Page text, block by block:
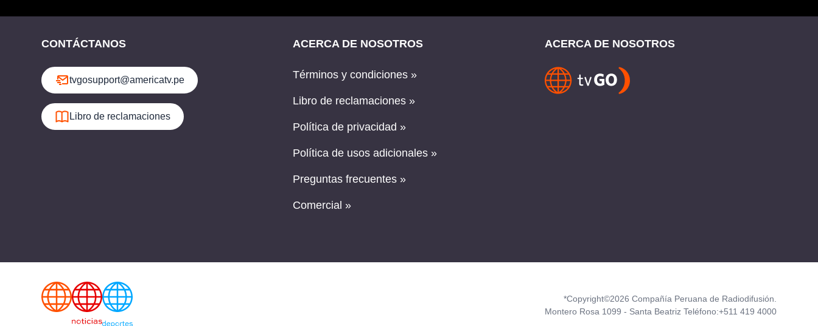
CONTÁCTANOS
tvgosupport@americatv.pe
Libro de reclamaciones
ACERCA DE NOSOTROS
Términos y condiciones »
Libro de reclamaciones »
Política de privacidad »
Política de usos adicionales »
Preguntas frecuentes »
Comercial »
ACERCA DE NOSOTROS
*Copyright©2026 Compañía Peruana de Radiodifusión.
Montero Rosa 1099 - Santa Beatriz Teléfono:+511 419 4000